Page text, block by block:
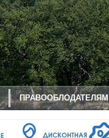
ПРАВООБЛОДАТЕЛЯМ